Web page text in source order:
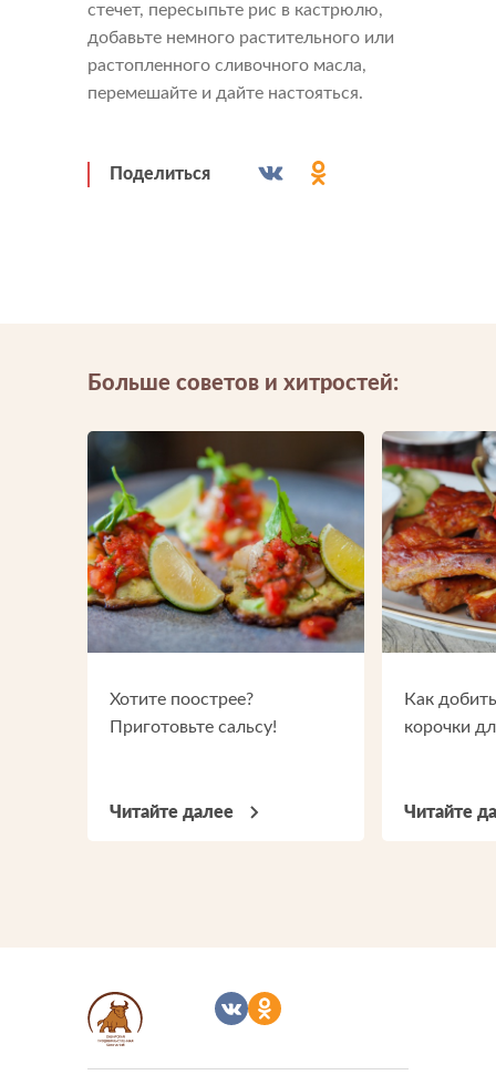
стечет, пересыпьте рис в кастрюлю,
добавьте немного растительного или
растопленного сливочного масла,
перемешайте и дайте настояться.
Поделиться
Больше советов и хитростей:
Хотите поострее?
Приготовьте сальсу!
Читайте далее
Как
корочки
Читайте
Отправить
Нажимая кнопку «Отправить», вы принимаете условия
пользовательского соглашения
Прикрепить файлОтправить